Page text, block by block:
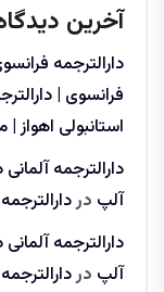
آخرین
دارالترجمه
فرانسوی |
استانبولی اهواز |
دارالترجمه
آلپ در
دارالترجمه
آلپ در